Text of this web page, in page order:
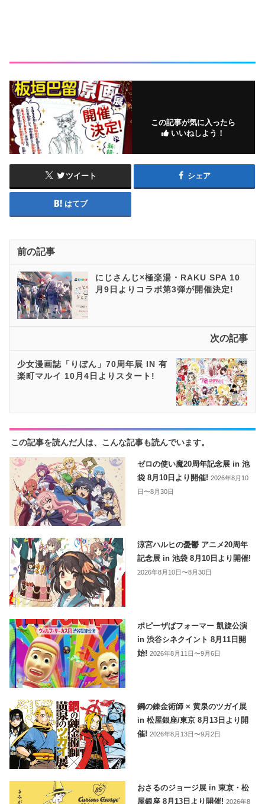
この記事が気に入ったら
いいねしよう！
ツイート シェア
はてブ
前の記事
にじさんじ×極楽湯・RAKU SPA 10
月9日よりコラボ第3弾が開催決定!
次の記事
少女漫画誌「りぼん」70周年展 IN 有
楽町マルイ 10月4日よりスタート!
この記事を読んだ人は、こんな記事も読んでいます。
ゼロの使い魔20周年記念展 in 池
袋 8月10日より開催!2026年8月10
日〜8月30日
涼宮ハルヒの憂鬱 アニメ20周年
記念展 in 池袋 8月10日より開催!
2026年8月10日〜8月30日
ポピーザぱフォーマー 凱旋公演
in 渋谷シネクイント 8月11日開
始!2026年8月11日〜9月6日
鋼の錬金術師 × 黄泉のツガイ展
in 松屋銀座/東京 8月13日より開
催!2026年8月13日〜9月2日
おさるのジョージ展 in 東京・松
屋銀座 8月13日より開催!2026年8